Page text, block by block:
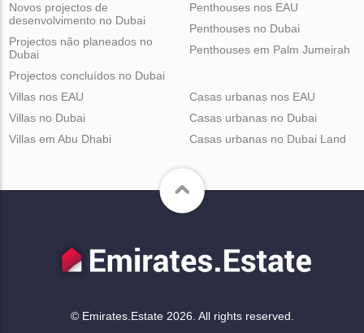
Novos projectos de
desenvolvimento no Dubai
Projectos não planeados no
Dubai
Projectos concluídos no Dubai
Penthouses nos EAU
Penthouses no Dubai
Penthouses em Palm Jumeirah
Villas nos EAU
Villas no Dubai
Villas em Abu Dhabi
Casas urbanas nos EAU
Casas urbanas no Dubai
Casas urbanas no Dubai Land
© Emirates.Estate 2026. All rights reserved.